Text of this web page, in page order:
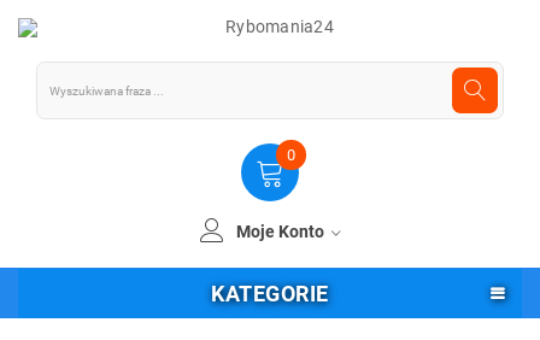
0
Moje Konto
KATEGORIE